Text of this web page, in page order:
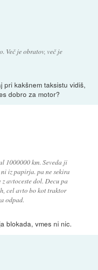
Več je obratov, več je
pri kakšnem taksistu vidiš,
dobro za motor?
1000000 km. Seveda ji
iz papirja. pa ne sekira
avtoceste dol. Decu pa
cel avto bo kot traktor
odpad.
blokada, vmes ni nic.